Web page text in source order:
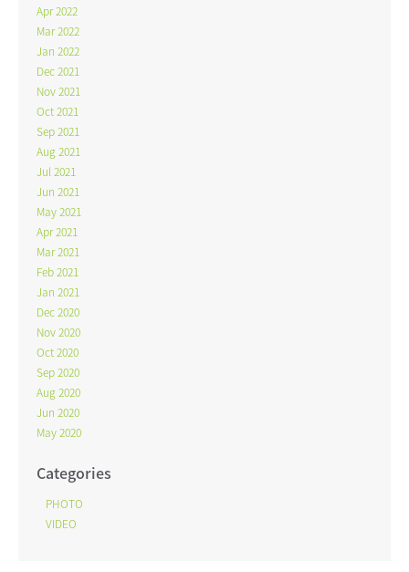
Apr 2022
Mar 2022
Jan 2022
Dec 2021
Nov 2021
Oct 2021
Sep 2021
Aug 2021
Jul 2021
Jun 2021
May 2021
Apr 2021
Mar 2021
Feb 2021
Jan 2021
Dec 2020
Nov 2020
Oct 2020
Sep 2020
Aug 2020
Jun 2020
May 2020
Categories
PHOTO
VIDEO